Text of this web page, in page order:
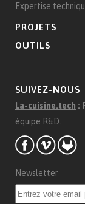
Expertise
PROJETS
OUTILS
SUIVEZ-NOUS
La-cuisine.tech :
équipe R&D.
Newsletter